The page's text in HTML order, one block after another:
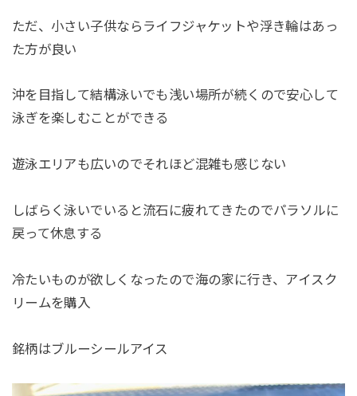
ただ、小さい子供ならライフジャケットや浮き輪はあっ
た方が良い
沖を目指して結構泳いでも浅い場所が続くので安心して
泳ぎを楽しむことができる
遊泳エリアも広いのでそれほど混雑も感じない
しばらく泳いでいると流石に疲れてきたのでパラソルに
戻って休息する
冷たいものが欲しくなったので海の家に行き、アイスク
リームを購入
銘柄はブルーシールアイス